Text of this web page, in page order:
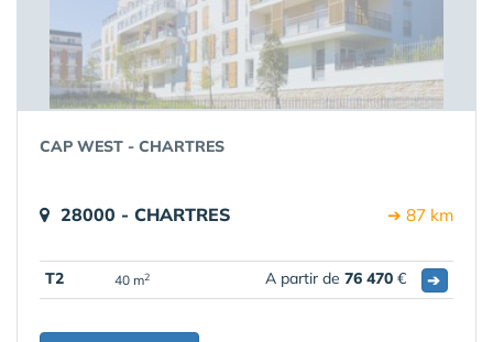
CAP WEST - CHARTRES
28000 - CHARTRES ➔ 87 km
T2 40 m2 A partir de 76 470 € ➔